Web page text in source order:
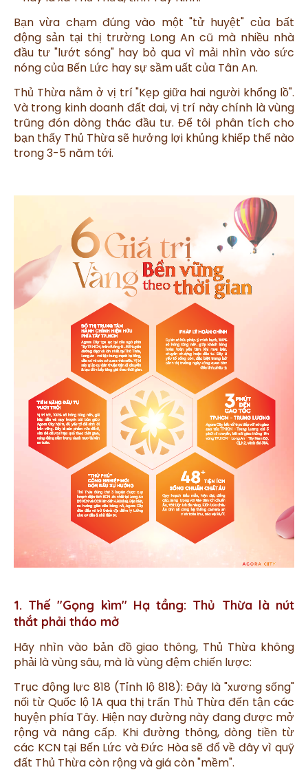
Bạn vừa chạm đúng vào một "tử huyệt" của bất
động sản tại thị trường Long An cũ mà nhiều nhà
đầu tư "lướt sóng" hay bỏ qua vì mải nhìn vào sức
nóng của Bến Lức hay sự sầm uất của Tân An.
Thủ Thừa nằm ở vị trí "Kẹp giữa hai người khổng lồ".
Và trong kinh doanh đất đai, vị trí này chính là vùng
trũng đón dòng thác đầu tư. Để tôi phân tích cho
bạn thấy Thủ Thừa sẽ hưởng lợi khủng khiếp thế nào
trong 3-5 năm tới.
1. Thế "Gọng kìm" Hạ tầng: Thủ Thừa là nút
thắt phải tháo mở
Hãy nhìn vào bản đồ giao thông, Thủ Thừa không
phải là vùng sâu, mà là vùng đệm chiến lược:
Trục động lực 818 (Tỉnh lộ 818): Đây là "xương sống"
nối từ Quốc lộ 1A qua thị trấn Thủ Thừa đến tận các
huyện phía Tây. Hiện nay đường này đang được mở
rộng và nâng cấp. Khi đường thông, dòng tiền từ
các KCN tại Bến Lức và Đức Hòa sẽ đổ về đây vì quỹ
đất Thủ Thừa còn rộng và giá còn "mềm".